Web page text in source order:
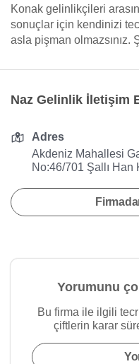
Konak gelinlikçileri
sonuçlar için kendinizi
asla pişman olmazsınız.
Naz Gelinlik İletişim
Adres
Akdeniz Mahallesi
No:46/701 Şallı Han
Yorumunu
Bu firma ile ilgili
çiftlerin karar